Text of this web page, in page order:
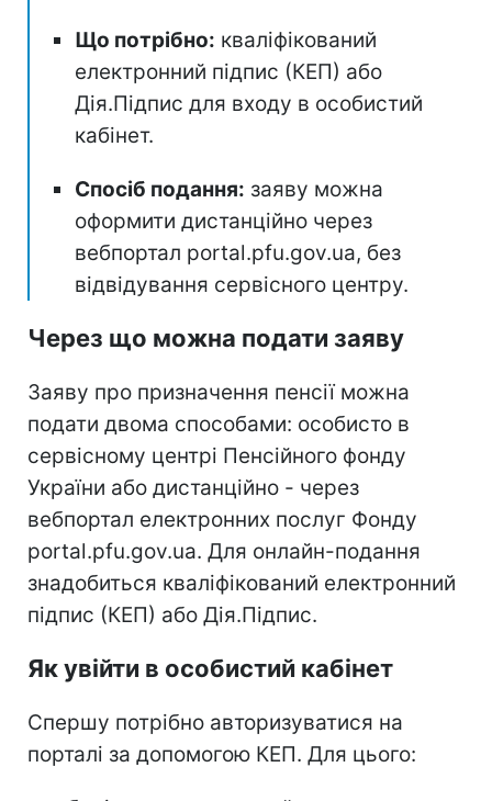
Що потрібно: кваліфікований
електронний підпис (КЕП) або
Дія.Підпис для входу в особистий
кабінет.
Спосіб подання: заяву можна
оформити дистанційно через
вебпортал portal.pfu.gov.ua, без
відвідування сервісного центру.
Через що можна подати заяву
Заяву про призначення пенсії можна
подати двома способами: особисто в
сервісному центрі Пенсійного фонду
України або дистанційно - через
вебпортал електронних послуг Фонду
portal.pfu.gov.ua. Для онлайн-подання
знадобиться кваліфікований електронний
підпис (КЕП) або Дія.Підпис.
Як увійти в особистий кабінет
Спершу потрібно авторизуватися на
порталі за допомогою КЕП. Для цього: